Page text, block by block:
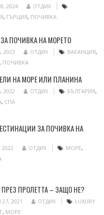
2024
ОТДИХ
, ГЪРЦИЯ, ПОЧИВКА
ПОЧИВКА НА МОРЕТО
ОТДИХ ВАКАНЦИЯ,
ПОЧИВКА
НА МОРЕ ИЛИ ПЛАНИНА
ОТДИХ БЪЛГАРИЯ,
, СПА
ЗА ПОЧИВКА НА
ОТДИХ МОРЕ,
ПРОЛЕТТА – ЗАЩО НЕ?
2021 ОТДИХ
LUXURY
, МОРЕ